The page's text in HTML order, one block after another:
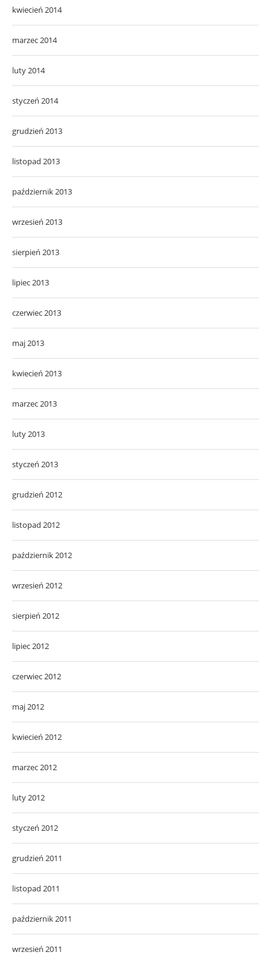
kwiecień 2014
marzec 2014
luty 2014
styczeń 2014
grudzień 2013
listopad 2013
październik 2013
wrzesień 2013
sierpień 2013
lipiec 2013
czerwiec 2013
maj 2013
kwiecień 2013
marzec 2013
luty 2013
styczeń 2013
grudzień 2012
listopad 2012
październik 2012
wrzesień 2012
sierpień 2012
lipiec 2012
czerwiec 2012
maj 2012
kwiecień 2012
marzec 2012
luty 2012
styczeń 2012
grudzień 2011
listopad 2011
październik 2011
wrzesień 2011